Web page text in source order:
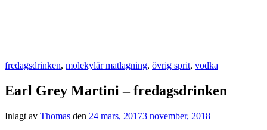
fredagsdrinken, molekylär matlagning, övrig sprit, vodka
Earl Grey Martini – fredagsdrinken
Inlagt av Thomas den 24 mars, 20173 november, 2018